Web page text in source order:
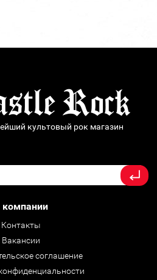
культовый рок магазин
компании
Контакты
Вакансии
соглашение